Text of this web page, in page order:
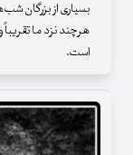
بسیاری از بزرگان
هرچند نزد ما
است.